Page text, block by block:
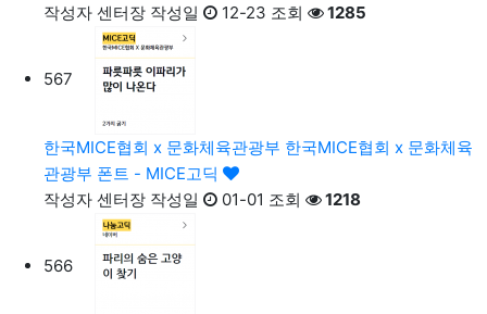
작성자 센터장 작성일 12-23 조회 1285
567
한국MICE협회 x 문화체육관광부 한국MICE협회 x 문화체육
관광부 폰트 - MICE고딕
작성자 센터장 작성일 01-01 조회 1218
566